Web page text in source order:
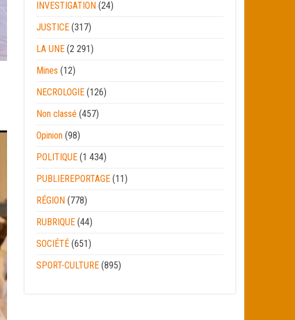
INVESTIGATION (24)
JUSTICE (317)
LA UNE (2 291)
Mines (12)
NECROLOGIE (126)
Non classé (457)
Opinion (98)
POLITIQUE (1 434)
PUBLIEREPORTAGE (11)
RÉGION (778)
RUBRIQUE (44)
SOCIÉTÉ (651)
SPORT-CULTURE (895)